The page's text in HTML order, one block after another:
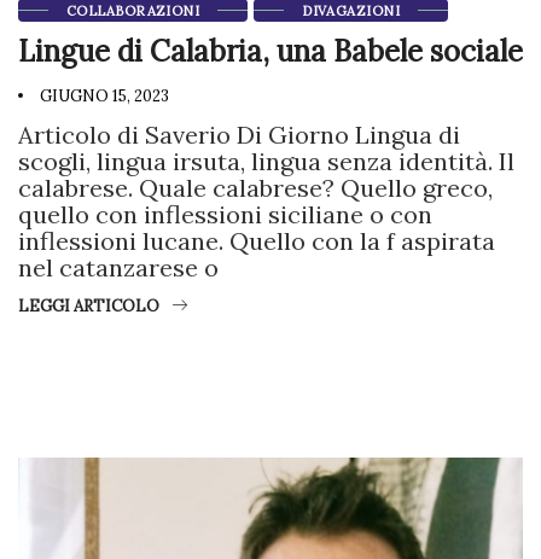
COLLABORAZIONI DIVAGAZIONI
Lingue di Calabria, una Babele sociale
GIUGNO 15, 2023
Articolo di Saverio Di Giorno Lingua di
scogli, lingua irsuta, lingua senza identità. Il
calabrese. Quale calabrese? Quello greco,
quello con inflessioni siciliane o con
inflessioni lucane. Quello con la f aspirata
nel catanzarese o
LEGGI ARTICOLO